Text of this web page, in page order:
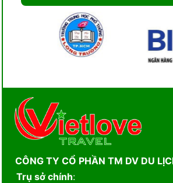
CÔNG TY CỔ PHẦN TM DV DU
Trụ sở chính: